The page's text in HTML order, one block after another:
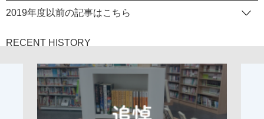
2019年度以前の記事はこちら
RECENT HISTORY